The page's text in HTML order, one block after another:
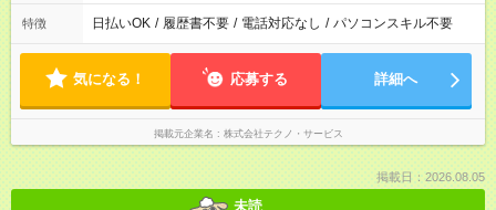
特徴 日払いOK / 履歴書不要 / 電話対応なし / パソコンスキル不要
気になる！ 応募する 詳細へ
掲載元企業名 株式会社テクノ・サービス
掲載日：2026.08.05
未読